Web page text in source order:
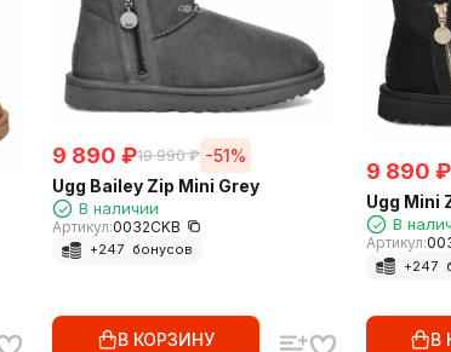
9 890 ₽19 990 ₽ -51%
Ugg Bailey Zip Mini Grey
В наличии
Артикул:0032CKB
+247 бонусов
В КОРЗИНУ
9 890 ₽
Ugg Mini
В
Артикул:
+247
В